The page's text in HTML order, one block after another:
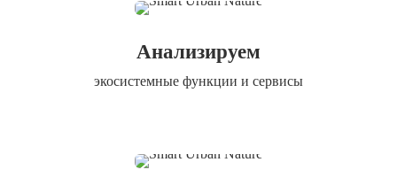
Анализируем
экосистемные функции и сервисы